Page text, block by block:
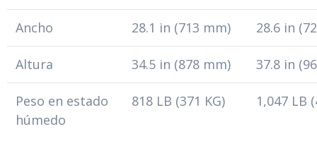
Ancho 28.1 in (713 mm) 28.6 in
Altura 34.5 in (878 mm) 37.8 in
Peso en estado
húmedo
818 LB (371 KG) 1,047 LB